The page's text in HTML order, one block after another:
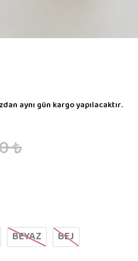
aynı gün kargo yapılacaktır.
₺
BEYAZ BEJ